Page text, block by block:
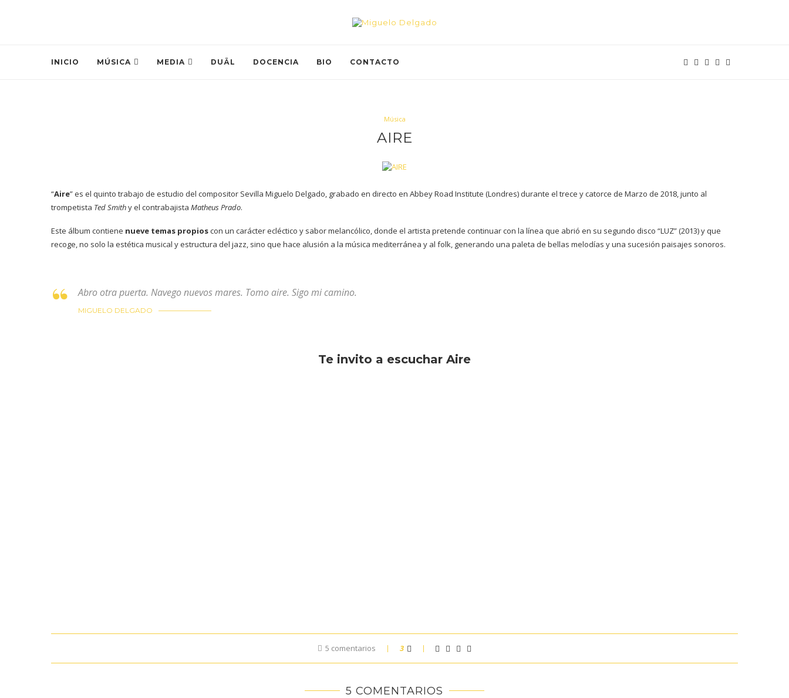
INICIO MÚSICA MEDIA DUÄL DOCENCIA BIO CONTACTO
Música
AIRE
“Aire” es el quinto trabajo de estudio del compositor Sevilla Miguelo Delgado, grabado en directo en Abbey Road Institute (Londres) durante el trece y catorce de Marzo de 2018, junto al
trompetista Ted Smithy el contrabajista Matheus Prado.
Este álbum contiene nueve temas propioscon un carácter ecléctico y sabor melancólico, donde el artista pretende continuar con la línea que abrió en su segundo disco “LUZ” (2013) y que
recoge, no solo la estética musical y estructura del jazz, sino que hace alusión a la música mediterránea y al folk, generando una paleta de bellas melodías y una sucesión paisajes sonoros.
Abro otra puerta. Navego nuevos mares. Tomo aire. Sigo mi camino.
MIGUELO DELGADO
Te invito a escuchar Aire
5 comentarios 3
5 COMENTARIOS